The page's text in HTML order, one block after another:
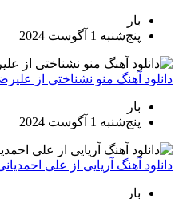
بار
پنج‌شنبه 1 آگوست 2024
دانلود آهنگ منو نشناختی از علیرضا
بار
پنج‌شنبه 1 آگوست 2024
دانلود آهنگ آریایی از علی احمدیانی
بار